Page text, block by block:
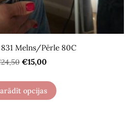
Melns/Pērle 80C
€15,00
opcijas